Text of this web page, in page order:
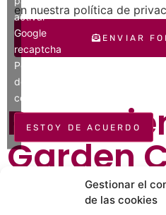
Gestionar el
de las cookies
en nuestra política de
activar
Google
recaptcha
Política
de
cookies
ESTOY DE ACUERDO
ENVIAR
Garden
Campo